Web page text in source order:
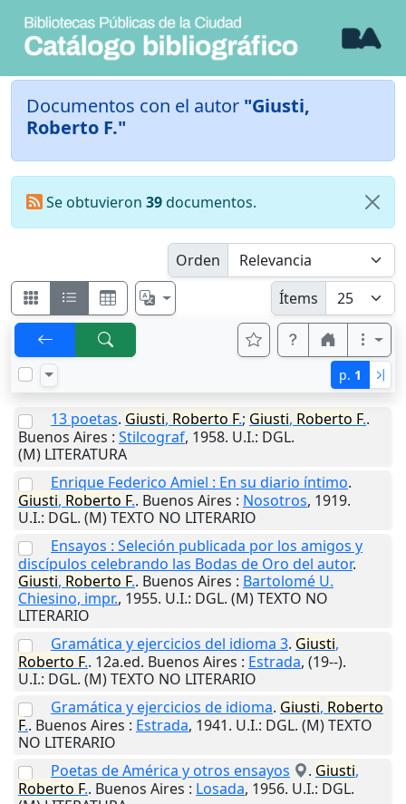
Documentos con el autor "Giusti,
Roberto F."
Se obtuvieron 39documentos.
Orden
Ítems
p. 1
13 poetas. Giusti, Roberto F.; Giusti, Roberto F..
Buenos Aires : Stilcograf, 1958. U.I.: DGL.
(M) LITERATURA
Enrique Federico Amiel : En su diario íntimo.
Giusti, Roberto F.. Buenos Aires : Nosotros, 1919.
U.I.: DGL. (M) TEXTO NO LITERARIO
Ensayos : Seleción publicada por los amigos y
discípulos celebrando las Bodas de Oro del autor.
Giusti, Roberto F.. Buenos Aires : Bartolomé U.
Chiesino, impr., 1955. U.I.: DGL. (M) TEXTO NO
LITERARIO
Gramática y ejercicios del idioma 3. Giusti,
Roberto F.. 12a.ed. Buenos Aires : Estrada, (19--).
U.I.: DGL. (M) TEXTO NO LITERARIO
Gramática y ejercicios de idioma. Giusti, Roberto
F.. Buenos Aires : Estrada, 1941. U.I.: DGL. (M) TEXTO
NO LITERARIO
Poetas de América y otros ensayos
. Giusti,
Roberto F.. Buenos Aires : Losada, 1956. U.I.: DGL.